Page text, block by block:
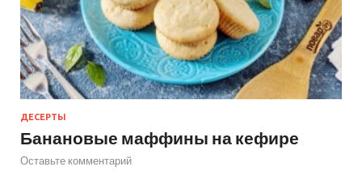
ДЕСЕРТЫ
Банановые маффины на кефире
Оставьте комментарий